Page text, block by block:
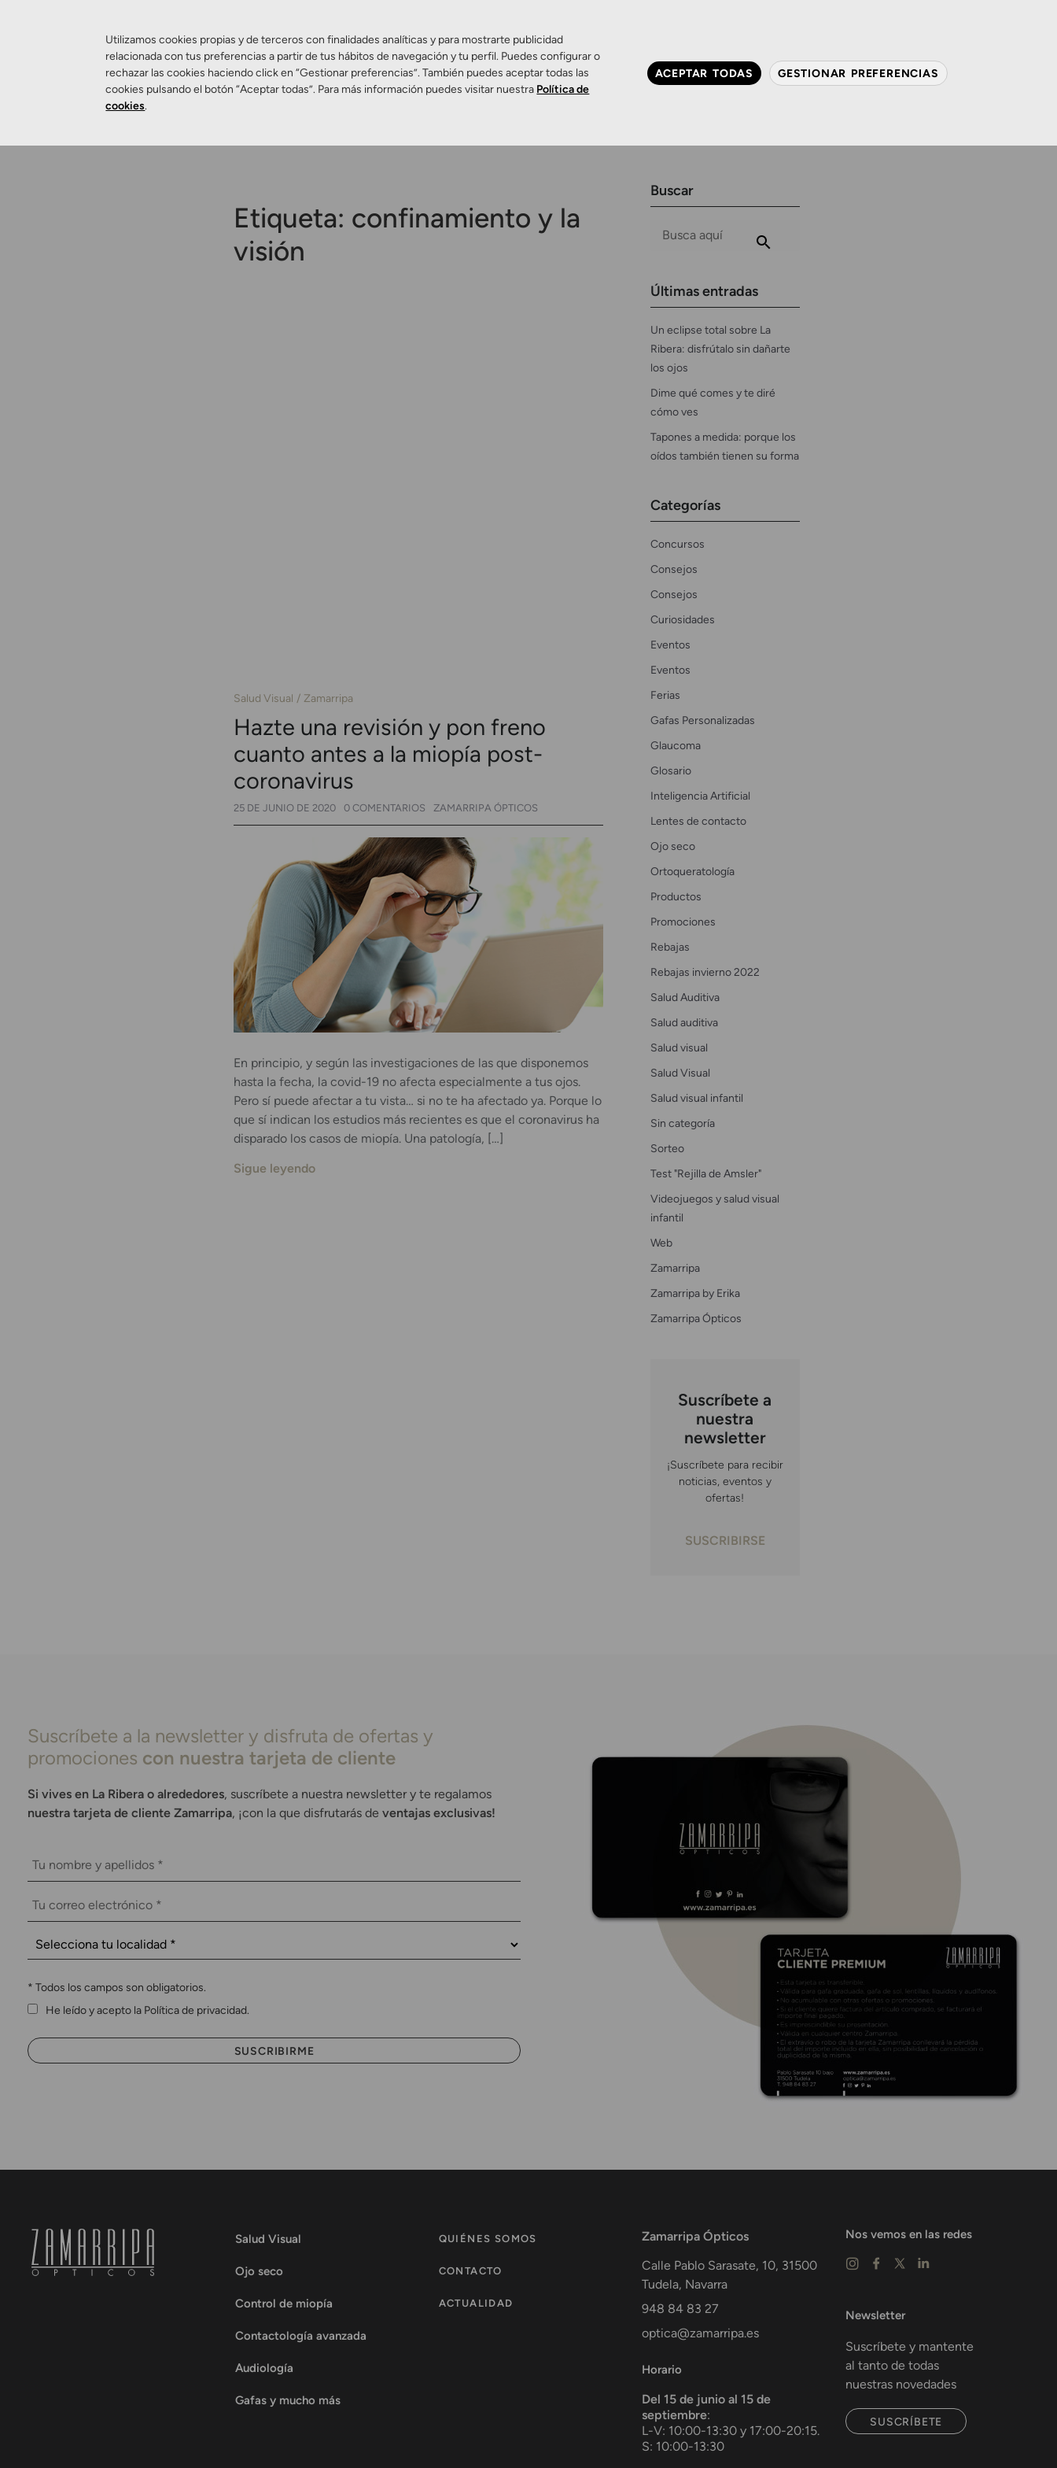
Salud Visual Ojo seco Control de miopía Contactología avanzada Audiología Gafas y mucho más
Etiqueta: confinamiento y la
visión
Salud Visual Zamarripa
Hazte una revisión y pon freno
cuanto antes a la miopía post-
coronavirus
25 DE JUNIO DE 2020 0 COMENTARIOS ZAMARRIPA ÓPTICOS
En principio, y según las investigaciones de las que disponemos
hasta la fecha, la covid-19 no afecta especialmente a tus ojos.
Pero sí puede afectar a tu vista… si no te ha afectado ya. Porque lo
que sí indican los estudios más recientes es que el coronavirus ha
disparado los casos de miopía. Una patología, […]
Sigue leyendo
Buscar
Últimas entradas
Un eclipse total sobre La
Ribera: disfrútalo sin dañarte
los ojos
Dime qué comes y te diré
cómo ves
Tapones a medida: porque los
oídos también tienen su forma
Categorías
Concursos
Consejos
Consejos
Curiosidades
Eventos
Eventos
Ferias
Gafas Personalizadas
Glaucoma
Glosario
Inteligencia Artificial
Lentes de contacto
Ojo seco
Ortoqueratología
Productos
Promociones
Rebajas
Rebajas invierno 2022
Salud Auditiva
Salud auditiva
Salud visual
Salud Visual
Salud visual infantil
Sin categoría
Sorteo
Test "Rejilla de Amsler"
Videojuegos y salud visual
infantil
Web
Zamarripa
Zamarripa by Erika
Zamarripa Ópticos
Suscríbete a
nuestra
newsletter
¡Suscríbete para recibir
noticias, eventos y
ofertas!
SUSCRIBIRSE
Suscríbete a la newsletter y disfruta de ofertas y
promociones con nuestra tarjeta de cliente
Si vives en La Ribera o alrededores, suscríbete a nuestra newsletter y te regalamos
nuestra tarjeta de cliente Zamarripa, ¡con la que disfrutarás de ventajas exclusivas!
* Todos los campos son obligatorios.
He leído y acepto la Política de privacidad.
Salud Visual
Ojo seco
Control de miopía
Contactología avanzada
Audiología
Gafas y mucho más
QUIÉNES SOMOS
CONTACTO
ACTUALIDAD
Zamarripa Ópticos
Calle Pablo Sarasate, 10, 31500
Tudela, Navarra
948 84 83 27
optica@zamarripa.es
Horario
Del 15 de junio al 15 de
septiembre:
L-V: 10:00-13:30 y 17:00-20:15.
S: 10:00-13:30
Nos vemos en las redes
Newsletter
Suscríbete y mantente
al tanto de todas
nuestras novedades
SUSCRÍBETE
Utilizamos cookies propias y de terceros con finalidades analíticas y para mostrarte publicidad
relacionada con tus preferencias a partir de tus hábitos de navegación y tu perfil. Puedes configurar o
rechazar las cookies haciendo click en “Gestionar preferencias”. También puedes aceptar todas las
cookies pulsando el botón “Aceptar todas”. Para más información puedes visitar nuestra Política de
cookies.
ACEPTAR TODAS GESTIONAR PREFERENCIAS